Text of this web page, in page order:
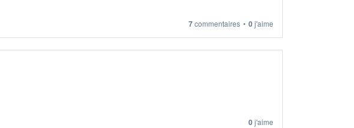
7commentaires • 0j'aime
0j'aime